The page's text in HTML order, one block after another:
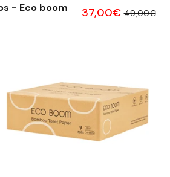
y sedosos - Eco boom
37,00€ 49,00€